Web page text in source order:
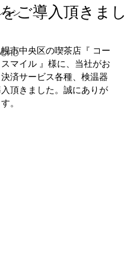
ョンご導入頂きまし
市中央区の喫茶店『 コー
マイル 』様に、当社がお
済サービス各種、検温器
頂きました。誠にありが
。